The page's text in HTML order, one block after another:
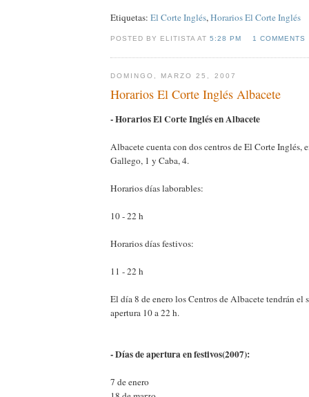
Etiquetas: El Corte Inglés,Horarios El Corte Inglés
POSTED BY ELITISTA AT5:28 PM 1 COMMENTS
DOMINGO, MARZO 25, 2007
Horarios El Corte Inglés Albacete
- Horarios El Corte Inglés en Albacete
Albacete cuenta con dos centros de El Corte Inglés,
Gallego, 1 y Caba, 4.
Horarios días laborables:
10 - 22 h
Horarios días festivos:
11 - 22 h
El día 8 de enero los Centros de Albacete tendrán el
apertura 10 a 22 h.
- Días de apertura en festivos(2007):
7 de enero